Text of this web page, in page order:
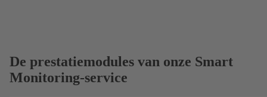
De prestatiemodules van onze Smart
Monitoring-service